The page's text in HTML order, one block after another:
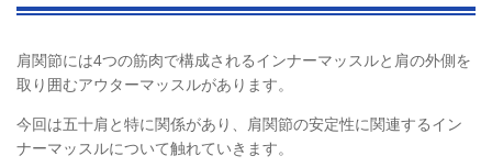
肩関節には4つの筋肉で構成されるインナーマッスルと肩の外側を
取り囲むアウターマッスルがあります。
今回は五十肩と特に関係があり、肩関節の安定性に関連するイン
ナーマッスルについて触れていきます。